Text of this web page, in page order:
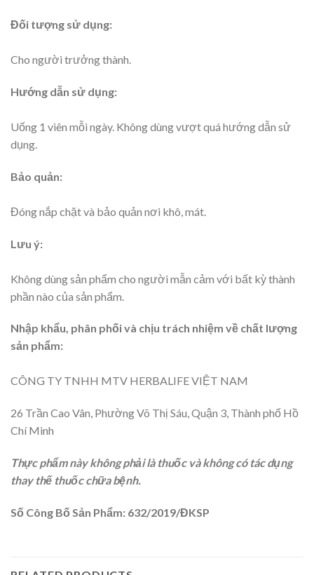
Đối tượng sử dụng:
Cho người trưởng thành.
Hướng dẫn sử dụng:
Uống 1 viên mỗi ngày. Không dùng vượt quá hướng dẫn sử
dụng.
Bảo quản:
Đóng nắp chặt và bảo quản nơi khô, mát.
Lưu ý:
Không dùng sản phẩm cho người mẫn cảm với bất kỳ thành
phần nào của sản phẩm.
Nhập khẩu, phân phối và chịu trách nhiệm về chất lượng
sản phẩm:
CÔNG TY TNHH MTV HERBALIFE VIỆT NAM
26 Trần Cao Vân, Phường Võ Thị Sáu, Quận 3, Thành phố Hồ
Chí Minh
Thực phẩm này không phải là thuốc và không có tác dụng
thay thế thuốc chữa bệnh.
Số Công Bố Sản Phẩm: 632/2019/ĐKSP